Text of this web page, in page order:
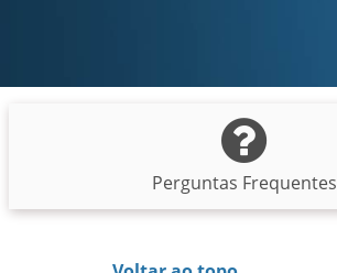
Perguntas Frequentes